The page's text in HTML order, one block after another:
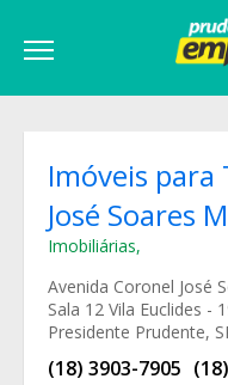
Imóveis para
José Soares
Imobiliárias,
Avenida Coronel José
Sala 12 Vila Euclides -
Presidente Prudente,
(18) 3903-7905